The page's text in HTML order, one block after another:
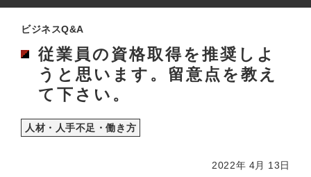
ビジネスQ&A
従業員の資格取得を推奨しよ
うと思います。留意点を教え
て下さい。
人材・人手不足・働き方
2022年 4月 13日